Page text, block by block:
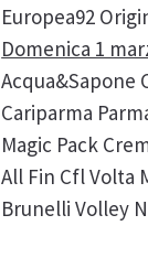
Europea92
Domenica 1
Acqua&Sapone
Cariparma
Magic Pack
All Fin Cfl Volta
Brunelli Volley